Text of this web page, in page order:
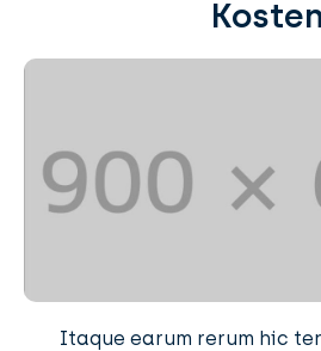
Kosten
Itaque earum rerum hic